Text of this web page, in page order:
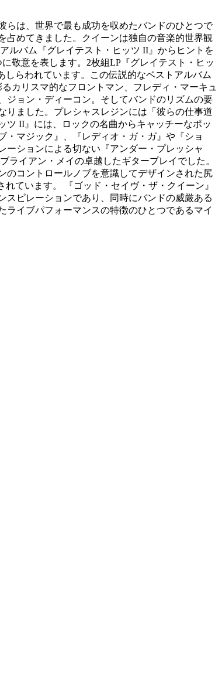
らは、世界で最も成功を収めたバンドのひとつで
占めてきました。クイーンは独自の音楽的世界観
ルバム『グレイテスト・ヒッツ II』からヒントを
敬意を表します。2枚組LP『グレイテスト・ヒッ
らわれています。この伝説的なベストアルバム
カリスマ的なフロントマン、フレディ・マーキュ
ジョン・ディーコン。そしてバンドのリズムの要
りました。プレシャスレジンには「彼らの仕事道
II』には、ロックの名曲からキャッチーなポッ
マジック』、『レディオ・ガ・ガ』や『ショ
ーションによる切ない『アンダー・プレッシャ
イアン・メイの卓越したギタープレイでした。
のコントロールノブを意識してデザインされた尻
ています。 『ゴッド・セイヴ・ザ・クイーン』
ピレーションであり、同時にバンドの威厳ある
イブパフォーマンスの特徴のひとつであるマイ